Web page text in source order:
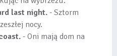
last night. - Sztorm
nocy.
- Oni mają dom na